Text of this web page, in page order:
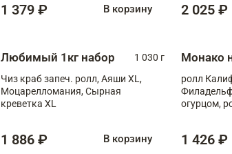
1 379 ₽ В корзину 2 025 ₽
Любимый 1кг набор
1 030 г
Чиз краб запеч. ролл, Аяши XL,
Моцарелломания, Сырная
креветка XL
1 886 ₽ В корзину
Монако
ролл
огурцом,
1 426 ₽